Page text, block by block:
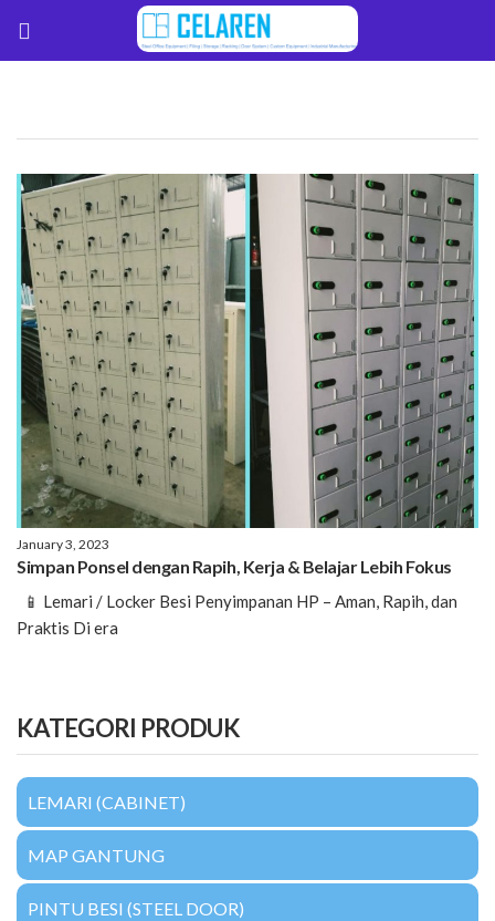
January 3, 2023
Simpan Ponsel dengan Rapih, Kerja & Belajar Lebih Fokus
📱 Lemari / Locker Besi Penyimpanan HP – Aman, Rapih, dan
Praktis Di era
KATEGORI PRODUK
LEMARI (CABINET)
MAP GANTUNG
PINTU BESI (STEEL DOOR)